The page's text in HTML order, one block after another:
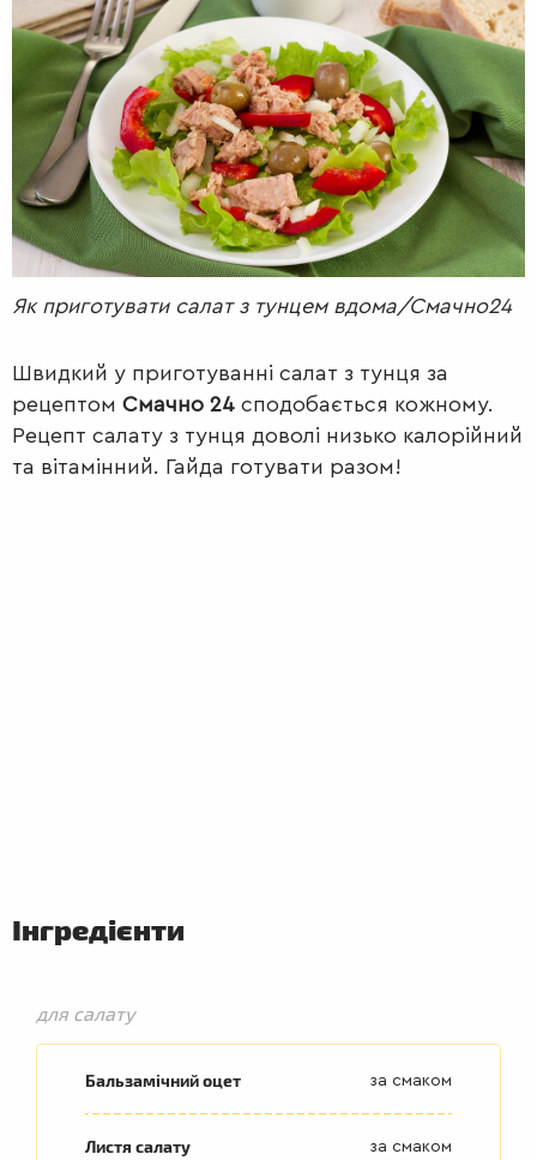
РАДІО КРАСА КІНО
LIFESTYLE FASHION ТРАДИЦІЇ
PETS
Як приготувати салат з тунцем вдома/Смачно24
Швидкий у приготуванні салат з тунця за
рецептом Смачно 24 сподобається кожному.
Рецепт салату з тунця доволі низько калорійний
та вітамінний. Гайда готувати разом!
Інгредієнти
для салату
Бальзамічний оцет за смаком
Листя салату за смаком